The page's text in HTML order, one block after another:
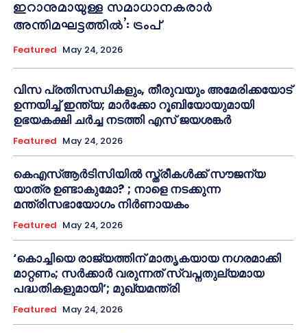
ഇറാനുമായുള്ള സമാധാനകരാർ
അന്തിമഘട്ടത്തിൽ‌’: ട്രംപ്
Featured May 24, 2026
വിസ പ്രതിസന്ധികളും, തീരുവയും അമേരിക്കയോട്
ഉന്നയിച്ച് ഇന്ത്യ; മാർക്കോ റൂബിയോയുമായി
ഉഭയകക്ഷി ചർച്ച നടത്തി എസ് ജയശങ്കർ
Featured May 24, 2026
കെഎസ്ആർടിസിയിൽ സ്ത്രീകൾക്ക് സൗജന്യ
യാത്ര ഉണ്ടാകുമോ? ; നാളെ നടക്കുന്ന
മന്ത്രിസഭായോഗം നിർണായകം
Featured May 24, 2026
‘കൊച്ചിയെ രാജ്യത്തിന് മാതൃകയായ നഗരമാക്കി
മാറ്റണം; സർക്കാർ വരുന്നത് സ്വപ്നതുല്യമായ
പദ്ധതികളുമായി’; മുഖ്യമന്ത്രി
Featured May 24, 2026